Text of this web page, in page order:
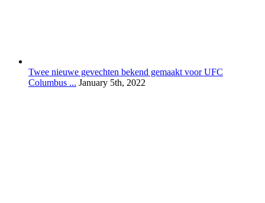
Twee nieuwe gevechten bekend gemaakt voor UFC
Columbus ... January 5th, 2022